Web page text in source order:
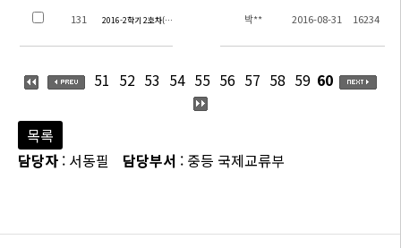
131 2016-2학기 2호차(후시지역) 탑승장소 안내-3박** 2016-08-31 16234
51 52 53 54 55 56 57 58 59 60
목록
담당자 : 서동필 담당부서 : 중등 국제교류부